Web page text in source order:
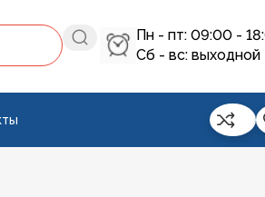
Пн - пт: 09:00 -
Сб - вс: выходной